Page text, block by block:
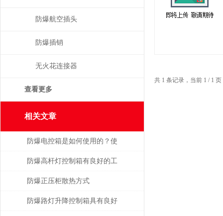
防爆航空插头
防爆插销
无火花连接器
查看更多
相关文章
防爆电控箱是如何使用的？使
用时有哪些注意事项？
防爆高杆灯控制箱有良好的工
艺性
防爆正压柜散热方式
防爆路灯升降控制箱具有良好
共 1 条记录，当前 1 / 1